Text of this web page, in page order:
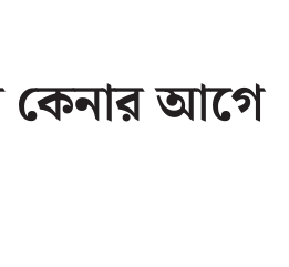
কেনার আগে